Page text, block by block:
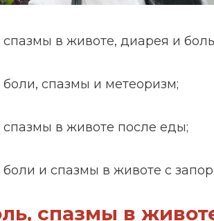
спазмы в животе, диарея и
боли, спазмы и метеоризм;
спазмы в животе после еды;
боли и спазмы в животе с
спазмы в